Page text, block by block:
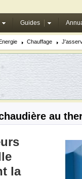
Guides
Chauffage
au
la